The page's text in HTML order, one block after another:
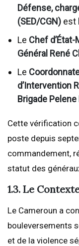
Défense,
(SED/CGN) est
Le Chef
Général René
Le
d’Intervention
Brigade
Cette vérification
poste depuis
commandement,
statut des
1.3. Le
Le Cameroun a
bouleversements
et de la violence